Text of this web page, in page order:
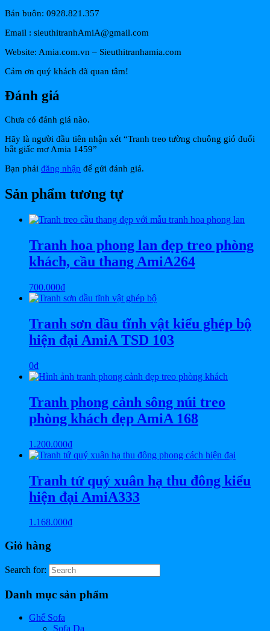
Bán buôn: 0928.821.357
Email : sieuthitranhAmiA@gmail.com
Website: Amia.com.vn – Sieuthitranhamia.com
Cảm ơn quý khách đã quan tâm!
Đánh giá
Chưa có đánh giá nào.
Hãy là người đầu tiên nhận xét “Tranh treo tường chuông gió đuổi
bắt giấc mơ Amia 1459”
Bạn phải đăng nhập để gửi đánh giá.
Sản phẩm tương tự
Tranh hoa phong lan đẹp treo phòng
khách, cầu thang AmiA264
700.000₫
Tranh sơn dầu tĩnh vật kiểu ghép bộ
hiện đại AmiA TSD 103
0₫
Tranh phong cảnh sông núi treo
phòng khách đẹp AmiA 168
1.200.000₫
Tranh tứ quý xuân hạ thu đông kiểu
hiện đại AmiA333
1.168.000₫
Giỏ hàng
Search for:
Danh mục sản phẩm
Ghế Sofa
Sofa Da